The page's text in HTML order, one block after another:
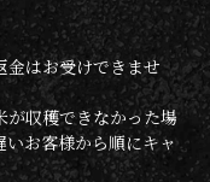
はお受けできませ
収穫できなかった場
お客様から順にキャ